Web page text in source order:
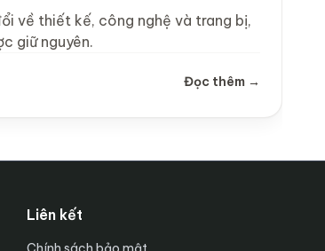
về thiết kế, công nghệ và trang bị,
giữ nguyên.
Đọc thêm →
Liên kết